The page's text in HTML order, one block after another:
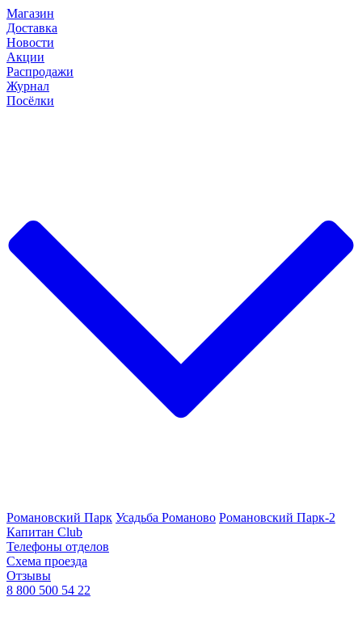
Магазин
Доставка
Новости
Акции
Распродажи
Журнал
Посёлки
Романовский Парк Усадьба Романово Романовский Парк-2
Капитан Club
Телефоны отделов
Схема проезда
Отзывы
8 800 500 54 22